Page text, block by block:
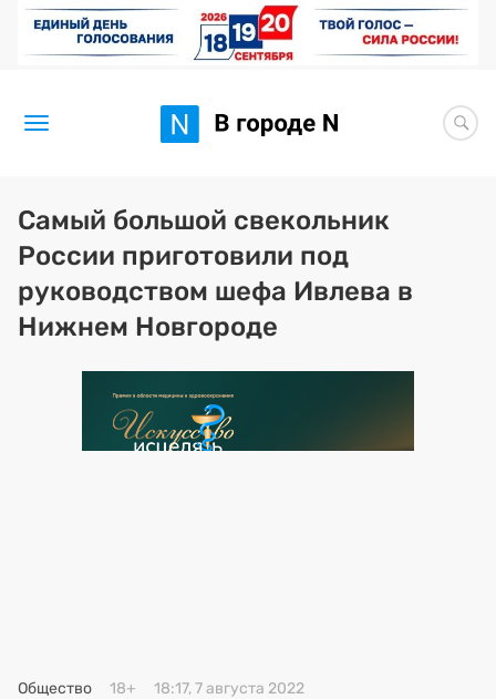
Новости
Статьи
Здоровье
Искусство исцелять
Премия 2026 (текущая)
Самый большой свекольник
России приготовили под
руководством шефа Ивлева в
Нижнем Новгороде
Общество 18+ 18:17, 7 августа 2022